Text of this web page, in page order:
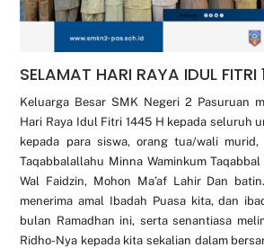
SELAMAT HARI RAYA IDUL
Keluarga Besar SMK Negeri 2 Pasuruan
Hari Raya Idul Fitri 1445 H kepada seluruh
kepada para siswa, orang tua/wali murid,
Taqabbalallahu Minna Waminkum
Wal Faidzin, Mohon Ma’af Lahir Dan
menerima amal Ibadah Puasa kita, dan
bulan Ramadhan ini, serta senantiasa
Ridho-Nya kepada kita sekalian dalam